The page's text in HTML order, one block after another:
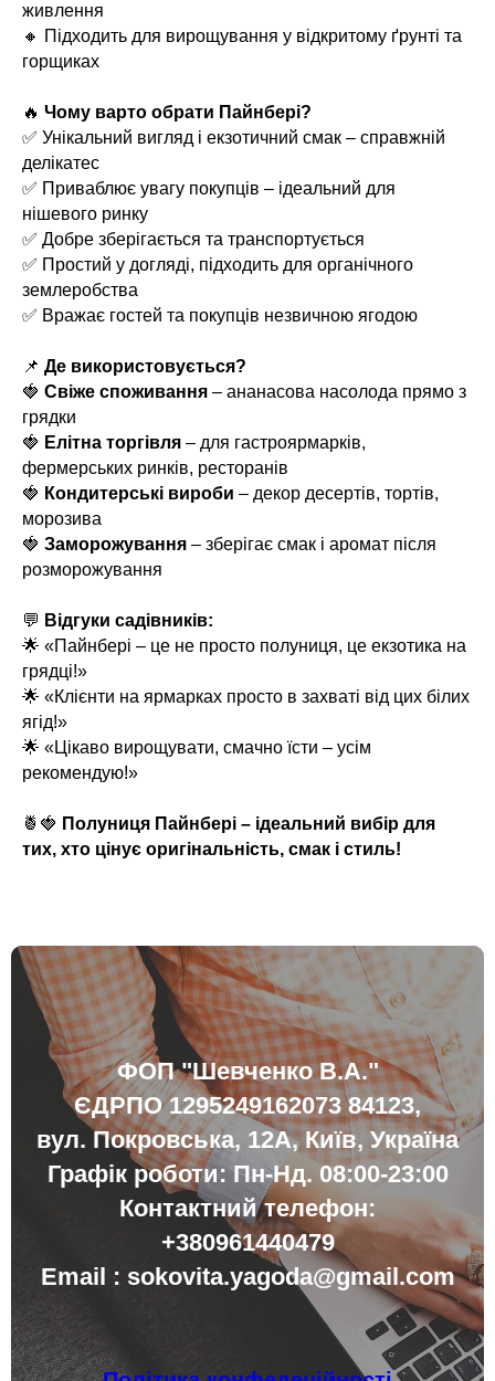
живлення
🔸 Підходить для вирощування у відкритому ґрунті та
горщиках
🔥 Чому варто обрати Пайнбері?
✅ Унікальний вигляд і екзотичний смак – справжній
делікатес
✅ Приваблює увагу покупців – ідеальний для
нішевого ринку
✅ Добре зберігається та транспортується
✅ Простий у догляді, підходить для органічного
землеробства
✅ Вражає гостей та покупців незвичною ягодою
📌 Де використовується?
🍓 Свіже споживання – ананасова насолода прямо з
грядки
🍓 Елітна торгівля – для гастроярмарків,
фермерських ринків, ресторанів
🍓 Кондитерські вироби – декор десертів, тортів,
морозива
🍓 Заморожування – зберігає смак і аромат після
розморожування
💬 Відгуки садівників:
🌟 «Пайнбері – це не просто полуниця, це екзотика на
грядці!»
🌟 «Клієнти на ярмарках просто в захваті від цих білих
ягід!»
🌟 «Цікаво вирощувати, смачно їсти – усім
рекомендую!»
🍍🍓 Полуниця Пайнбері – ідеальний вибір для
тих, хто цінує оригінальність, смак і стиль!
ФОП"Шевченко В.А."
ЄДРПО1295249162073 84123,
вул. Покровська, 12А, Київ, Україна
Графік роботи: Пн-Нд. 08:00-23:00
Контактний телефон:
+380961440479
Email : sokovita.yagoda@gmail.com